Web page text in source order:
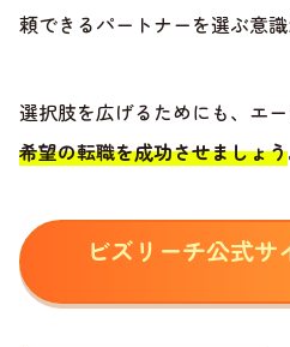
頼できるパートナーを選ぶ意識
選択肢を広げるためにも、エ
希望の転職を成功させましょう
ビズリーチ公式サ